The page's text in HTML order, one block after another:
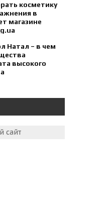
косметику
в
магазине
Натал – в чем
высокого
сайт